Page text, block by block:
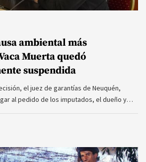
ambiental más
Muerta quedó
suspendida
el juez de garantías de Neuquén,
al pedido de los imputados, el dueño y…